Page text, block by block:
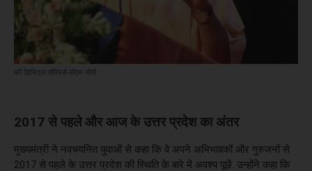
बनें डिजिटल वॉरियर्स-सीएम योगी
2017 से पहले और आज के उत्तर प्रदेश का अंतर
मुख्यमंत्री ने नवचयनित युवाओं से कहा कि वे अपने अभिभावकों और गुरुजनों से
2017 से पहले के उत्तर प्रदेश की स्थिति के बारे में अवश्य पूछें. उन्होंने कहा कि